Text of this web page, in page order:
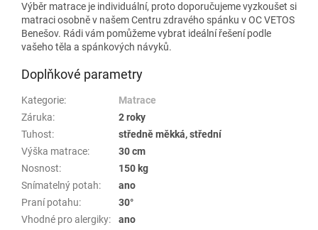
Výběr matrace je individuální, proto doporučujeme vyzkoušet si
matraci osobně v našem Centru zdravého spánku v OC VETOS
Benešov. Rádi vám pomůžeme vybrat ideální řešení podle
vašeho těla a spánkových návyků.
Doplňkové parametry
Kategorie:
Matrace
Záruka:
2 roky
Tuhost:
středně měkká, střední
Výška matrace:
30 cm
Nosnost:
150 kg
Snímatelný potah:
ano
Praní potahu:
30°
Vhodné pro alergiky:
ano